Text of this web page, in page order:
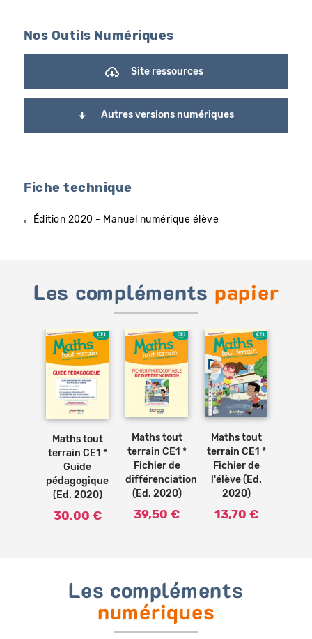
Nos Outils Numériques
Site ressources
Autres versions numériques
Fiche technique
Édition 2020 - Manuel numérique élève
Les compléments papier
Ajouter
au
Maths tout
terrain CE1 *
Guide
pédagogique
(Ed. 2020)
30,00 €
Ajouter
au
Maths tout
terrain CE1 *
Fichier de
différenciation
(Ed. 2020)
39,50 €
Ajouter
au
Maths tout
terrain CE1 *
Fichier de
l'élève (Ed.
2020)
13,70 €
Les compléments
numériques